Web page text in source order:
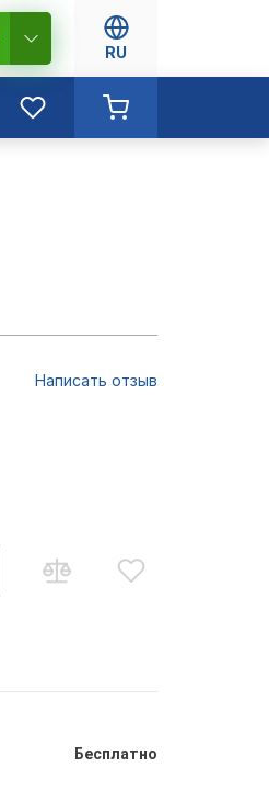
RU
Написать отзыв
Бесплатно